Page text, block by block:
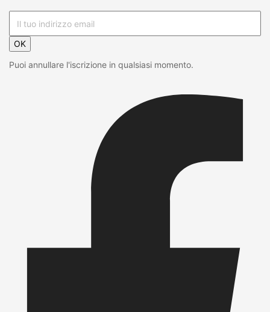
OK
Puoi annullare l'iscrizione in qualsiasi momento.